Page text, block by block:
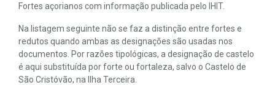
Fortes açorianos com informação publicada pelo IHIT.
Na listagem seguinte não se faz a distinção entre fortes e
redutos quando ambas as designações são usadas nos
documentos. Por razões tipológicas, a designação de castelo
é aqui substituída por forte ou fortaleza, salvo o Castelo de
São Cristóvão, na Ilha Terceira.